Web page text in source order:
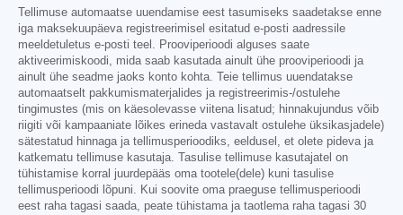
Tellimuse automaatse uuendamise eest tasumiseks saadetakse enne
iga maksekuupäeva registreerimisel esitatud e-posti aadressile
meeldetuletus e-posti teel. Prooviperioodi alguses saate
aktiveerimiskoodi, mida saab kasutada ainult ühe prooviperioodi ja
ainult ühe seadme jaoks konto kohta. Teie tellimus uuendatakse
automaatselt pakkumismaterjalides ja registreerimis-/ostulehe
tingimustes (mis on käesolevasse viitena lisatud; hinnakujundus võib
riigiti või kampaaniate lõikes erineda vastavalt ostulehe üksikasjadele)
sätestatud hinnaga ja tellimusperioodiks, eeldusel, et olete pideva ja
katkematu tellimuse kasutaja. Tasulise tellimuse kasutajatel on
tühistamise korral juurdepääs oma tootele(dele) kuni tasulise
tellimusperioodi lõpuni. Kui soovite oma praeguse tellimusperioodi
eest raha tagasi saada, peate tühistama ja taotlema raha tagasi 30